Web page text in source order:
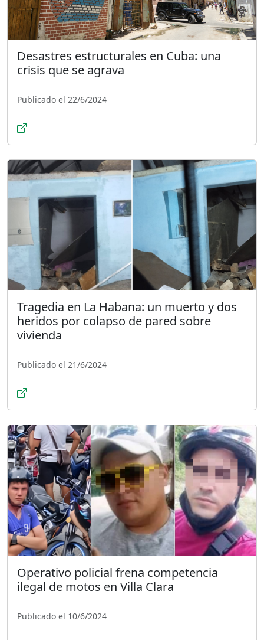
Desastres estructurales en Cuba: una
crisis que se agrava
Publicado el 22/6/2024
Tragedia en La Habana: un muerto y dos
heridos por colapso de pared sobre
vivienda
Publicado el 21/6/2024
Operativo policial frena competencia
ilegal de motos en Villa Clara
Publicado el 10/6/2024